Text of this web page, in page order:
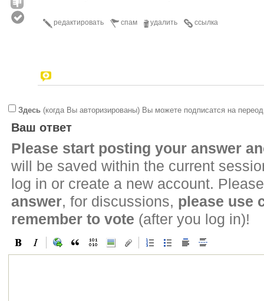
ссылка
удалить
спам
редактировать
Здесь (когда Вы авторизированы) Вы можете подписатся на
Ваш ответ
Please start posting your answer
will be saved within the current
log in or create a new account.
answer, for discussions, please use
remember to vote (after you log in)!